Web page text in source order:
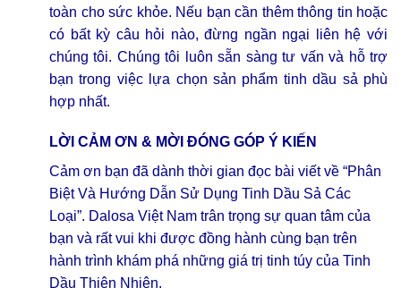
toàn cho sức khỏe. Nếu bạn cần thêm thông tin hoặc
có bất kỳ câu hỏi nào, đừng ngần ngại liên hệ với
chúng tôi. Chúng tôi luôn sẵn sàng tư vấn và hỗ trợ
bạn trong việc lựa chọn sản phẩm tinh dầu sả phù
hợp nhất.
LỜI CẢM ƠN & MỜI ĐÓNG GÓP Ý KIẾN
Cảm ơn bạn đã dành thời gian đọc bài viết về “Phân
Biệt Và Hướng Dẫn Sử Dụng Tinh Dầu Sả Các
Loại”. Dalosa Việt Nam trân trọng sự quan tâm của
bạn và rất vui khi được đồng hành cùng bạn trên
hành trình khám phá những giá trị tinh túy của Tinh
Dầu Thiên Nhiên.